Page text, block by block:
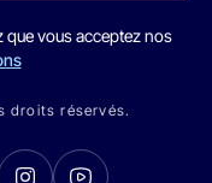
vous acceptez nos
droits réservés.